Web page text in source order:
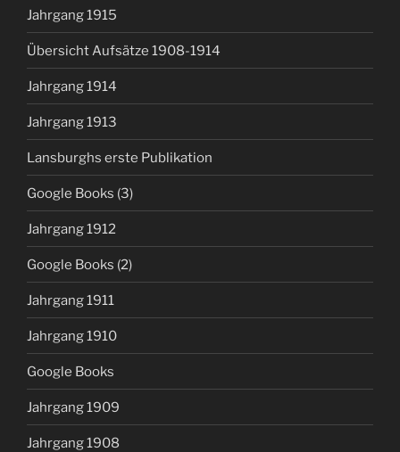
Jahrgang 1915
Übersicht Aufsätze 1908-1914
Jahrgang 1914
Jahrgang 1913
Lansburghs erste Publikation
Google Books (3)
Jahrgang 1912
Google Books (2)
Jahrgang 1911
Jahrgang 1910
Google Books
Jahrgang 1909
Jahrgang 1908